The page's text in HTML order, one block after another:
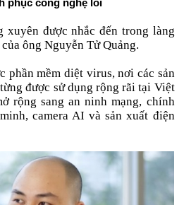
phục công nghệ lõi
xuyên được nhắc đến trong làng
ông Nguyễn Tử Quảng.
mềm diệt virus, nơi các sản
được sử dụng rộng rãi tại Việt
rộng sang an ninh mạng, chính
camera AI và sản xuất điện